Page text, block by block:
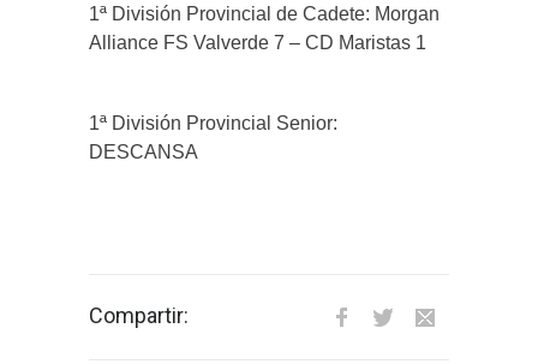
1ª División Provincial de Cadete: Morgan
Alliance FS Valverde 7 – CD Maristas 1
1ª División Provincial Senior:
DESCANSA
Compartir: